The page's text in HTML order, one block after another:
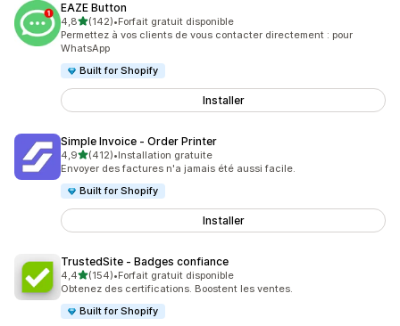
EAZE Button
4,8étoile(s) sur 5
(142)
142 avis au total
•Forfait gratuit disponible
Permettez à vos clients de vous contacter directement : pour
WhatsApp
Built for Shopify
Installer
Simple Invoice ‑ Order Printer
4,9étoile(s) sur 5
(412)
412 avis au total
•Installation gratuite
Envoyer des factures n'a jamais été aussi facile.
Built for Shopify
Installer
TrustedSite ‑ Badges confiance
4,4étoile(s) sur 5
(154)
154 avis au total
•Forfait gratuit disponible
Obtenez des certifications. Boostent les ventes.
Built for Shopify